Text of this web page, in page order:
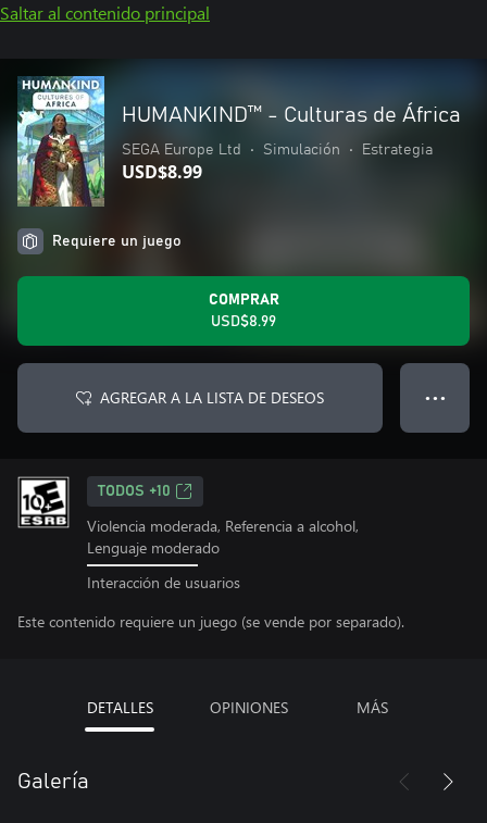
Saltar al contenido principal
HUMANKIND™ - Culturas de África
SEGA Europe Ltd • Simulación • Estrategia
USD$8.99
Requiere un juego
COMPRAR
USD$8.99
AGREGAR A LA LISTA DE DESEOS ● ● ●
TODOS +10
Violencia moderada, Referencia a alcohol,
Lenguaje moderado
Interacción de usuarios
Este contenido requiere un juego (se vende por separado).
DETALLES OPINIONES MÁS
Galería